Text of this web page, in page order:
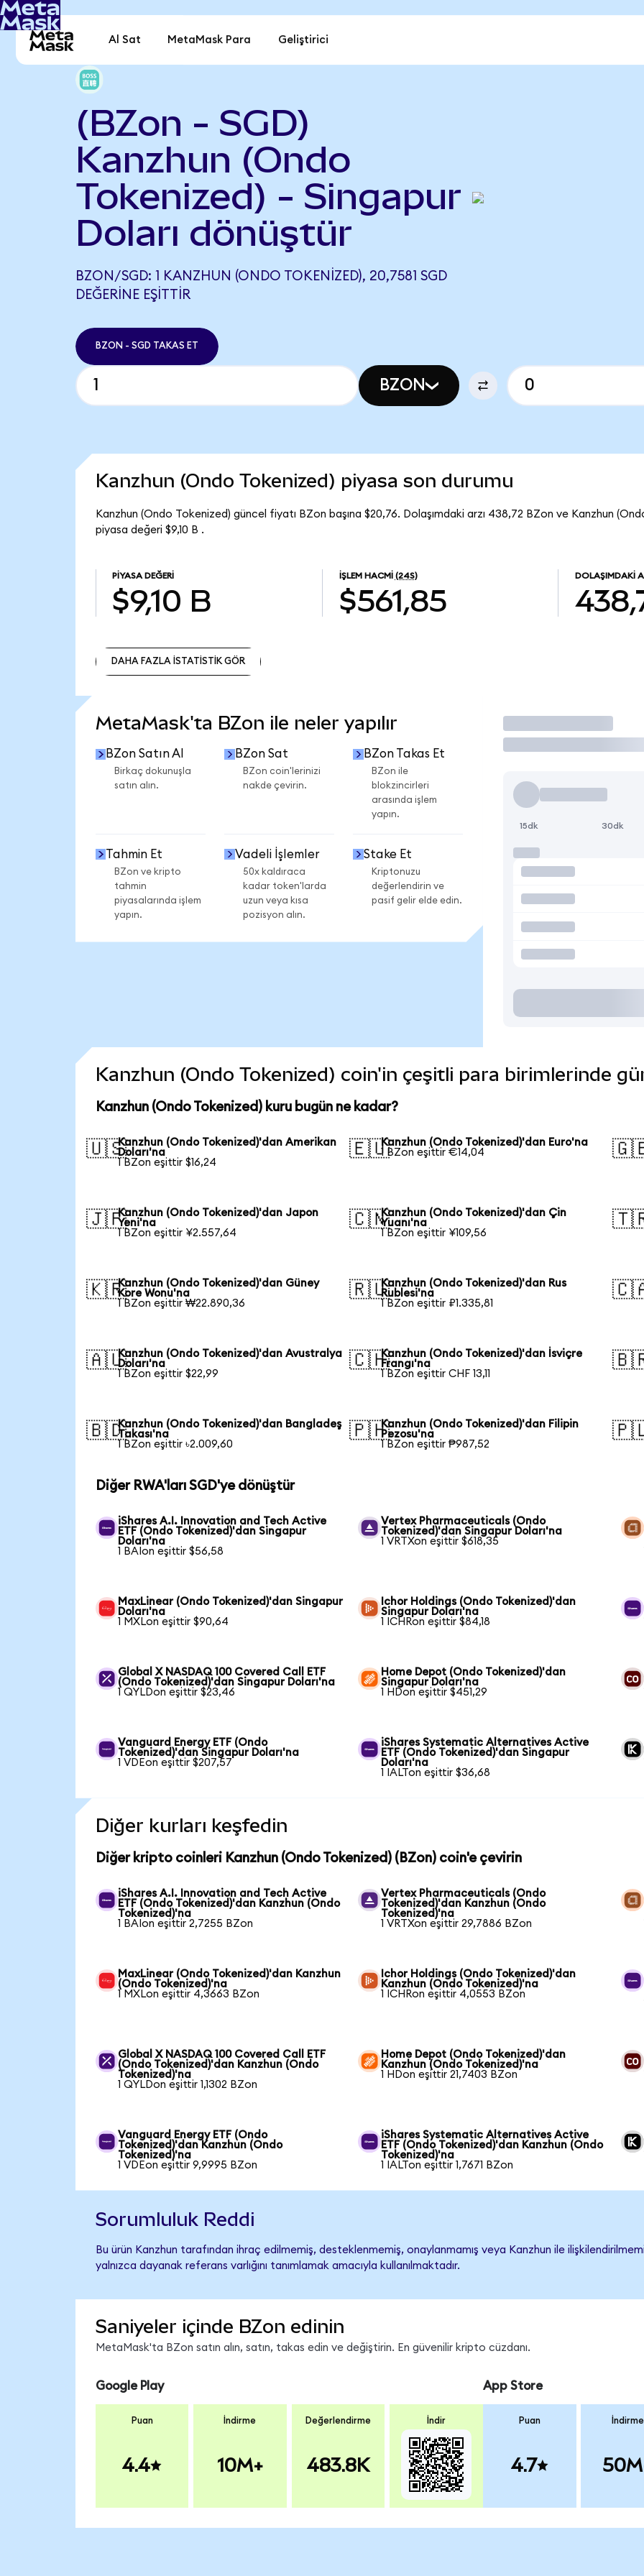
Al Sat MetaMask Para Geliştirici
(BZon - SGD)
Kanzhun (Ondo
Tokenized) - Singapur
Doları dönüştür
BZON/SGD: 1 KANZHUN (ONDO TOKENIZED), 20,7581 SGD
DEĞERINE EŞITTIR
BZON - SGD TAKAS ET
BZON
Kanzhun (Ondo Tokenized) piyasa son durumu
Kanzhun (Ondo Tokenized) güncel fiyatı BZon başına $20,76. Dolaşımdaki arzı 438,72 BZon ve Kanzhun
piyasa değeri $9,10 B .
PIYASA DEĞERI
$9,10 B
İŞLEM HACMI (24S)
$561,85
DOLAŞIMDAKI
DAHA FAZLA İSTATİSTİK GÖR
MetaMask'ta BZon ile neler yapılır
BZon Satın Al
Birkaç dokunuşla
satın alın.
BZon Sat
BZon coin'lerinizi
nakde çevirin.
BZon Takas Et
BZon ile
blokzincirleri
arasında işlem
yapın.
Tahmin Et
BZon ve kripto
tahmin
piyasalarında işlem
yapın.
Vadeli İşlemler
50x kaldıraca
kadar token'larda
uzun veya kısa
pozisyon alın.
Stake Et
Kriptonuzu
değerlendirin ve
pasif gelir elde edin.
İşlem Yap
15dk 30dk
Kanzhun (Ondo Tokenized) coin'in çeşitli para birimlerinde
Kanzhun (Ondo Tokenized) kuru bugün ne kadar?
🇺🇸Kanzhun (Ondo Tokenized)'dan Amerikan
Doları'na
1 BZon eşittir $16,24
🇪🇺Kanzhun (Ondo Tokenized)'dan Euro'na
1 BZon eşittir €14,04
🇯🇵Kanzhun (Ondo Tokenized)'dan Japon
Yeni'na
1 BZon eşittir ¥2.557,64
🇨🇳Kanzhun (Ondo Tokenized)'dan Çin
Yuanı'na
1 BZon eşittir ¥109,56
🇰🇷Kanzhun (Ondo Tokenized)'dan Güney
Kore Wonu'na
1 BZon eşittir ₩22.890,36
🇷🇺Kanzhun (Ondo Tokenized)'dan Rus
Rublesi'na
1 BZon eşittir ₽1.335,81
🇦🇺Kanzhun (Ondo Tokenized)'dan Avustralya
Doları'na
1 BZon eşittir $22,99
🇨🇭Kanzhun (Ondo Tokenized)'dan İsviçre
Frangı'na
1 BZon eşittir CHF 13,11
🇧🇩Kanzhun (Ondo Tokenized)'dan Bangladeş
Takası'na
1 BZon eşittir ৳2.009,60
🇵🇭Kanzhun (Ondo Tokenized)'dan Filipin
Pezosu'na
1 BZon eşittir ₱987,52
Diğer RWA'ları SGD'ye dönüştür
iShares A.I. Innovation and Tech Active
ETF (Ondo Tokenized)'dan Singapur
Doları'na
1 BAIon eşittir $56,58
Vertex Pharmaceuticals (Ondo
Tokenized)'dan Singapur Doları'na
1 VRTXon eşittir $618,35
MaxLinear (Ondo Tokenized)'dan Singapur
Doları'na
1 MXLon eşittir $90,64
Ichor Holdings (Ondo Tokenized)'dan
Singapur Doları'na
1 ICHRon eşittir $84,18
Global X NASDAQ 100 Covered Call ETF
(Ondo Tokenized)'dan Singapur Doları'na
1 QYLDon eşittir $23,46
Home Depot (Ondo Tokenized)'dan
Singapur Doları'na
1 HDon eşittir $451,29
Vanguard Energy ETF (Ondo
Tokenized)'dan Singapur Doları'na
1 VDEon eşittir $207,57
iShares Systematic Alternatives Active
ETF (Ondo Tokenized)'dan Singapur
Doları'na
1 IALTon eşittir $36,68
Diğer kurları keşfedin
Diğer kripto coinleri Kanzhun (Ondo Tokenized) (BZon) coin'e çevirin
iShares A.I. Innovation and Tech Active
ETF (Ondo Tokenized)'dan Kanzhun (Ondo
Tokenized)'na
1 BAIon eşittir 2,7255 BZon
Vertex Pharmaceuticals (Ondo
Tokenized)'dan Kanzhun (Ondo
Tokenized)'na
1 VRTXon eşittir 29,7886 BZon
MaxLinear (Ondo Tokenized)'dan Kanzhun
(Ondo Tokenized)'na
1 MXLon eşittir 4,3663 BZon
Ichor Holdings (Ondo Tokenized)'dan
Kanzhun (Ondo Tokenized)'na
1 ICHRon eşittir 4,0553 BZon
Global X NASDAQ 100 Covered Call ETF
(Ondo Tokenized)'dan Kanzhun (Ondo
Tokenized)'na
1 QYLDon eşittir 1,1302 BZon
Home Depot (Ondo Tokenized)'dan
Kanzhun (Ondo Tokenized)'na
1 HDon eşittir 21,7403 BZon
Vanguard Energy ETF (Ondo
Tokenized)'dan Kanzhun (Ondo
Tokenized)'na
1 VDEon eşittir 9,9995 BZon
iShares Systematic Alternatives Active
ETF (Ondo Tokenized)'dan Kanzhun (Ondo
Tokenized)'na
1 IALTon eşittir 1,7671 BZon
Sorumluluk Reddi
Bu ürün Kanzhun tarafından ihraç edilmemiş, desteklenmemiş, onaylanmamış veya Kanzhun ile
yalnızca dayanak referans varlığını tanımlamak amacıyla kullanılmaktadır.
Saniyeler içinde BZon edinin
MetaMask'ta BZon satın alın, satın, takas edin ve değiştirin. En güvenilir kripto cüzdanı.
Google Play
Puan
4.4
İndirme
10M+
Değerlendirme
483.8K
İndir
App Store
Puan
4.7
İndirme